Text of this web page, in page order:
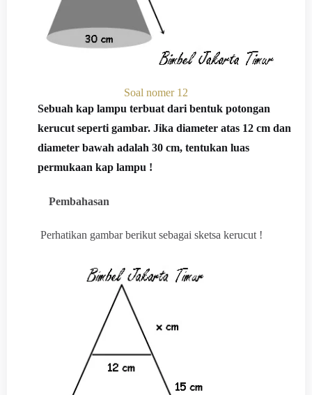
Soal nomer 12
Sebuah kap lampu terbuat dari bentuk potongan
kerucut seperti gambar. Jika diameter atas 12 cm dan
diameter bawah adalah 30 cm, tentukan luas
permukaan kap lampu !
Pembahasan
Perhatikan gambar berikut sebagai sketsa kerucut !